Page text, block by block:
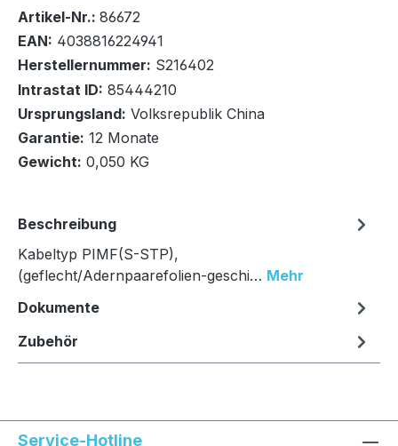
Bestand:100+
Sofort verfügbar, Lieferzeit: 1-2 Tage
In den Warenkorb
Artikel-Nr.: 86672
EAN: 4038816224941
Herstellernummer: S216402
Intrastat ID: 85444210
Ursprungsland: Volksrepublik China
Garantie: 12 Monate
Gewicht: 0,050 KG
Beschreibung
Kabeltyp PIMF(S-STP),
(geflecht/Adernpaarefolien-geschi… Mehr
Dokumente
Zubehör
Service-Hotline